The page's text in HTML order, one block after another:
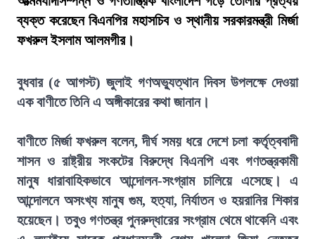
ব্যক্ত করেছেন বিএনপির মহাসচিব ও স্থানীয় সরকারমন্ত্রী মির্জা
ফখরুল ইসলাম আলমগীর।
বুধবার (৫ আগস্ট) জুলাই গণঅভ্যুত্থান দিবস উপলক্ষে দেওয়া
এক বাণীতে তিনি এ অঙ্গীকারের কথা জানান।
বাণীতে মির্জা ফখরুল বলেন, দীর্ঘ সময় ধরে দেশে চলা কর্তৃত্ববাদী
শাসন ও রাষ্ট্রীয় সংকটের বিরুদ্ধে বিএনপি এবং গণতন্ত্রকামী
মানুষ ধারাবাহিকভাবে আন্দোলন-সংগ্রাম চালিয়ে এসেছে। এ
আন্দোলনে অসংখ্য মানুষ গুম, হত্যা, নির্যাতন ও হয়রানির শিকার
হয়েছেন। তবুও গণতন্ত্র পুনরুদ্ধারের সংগ্রাম থেমে থাকেনি এবং